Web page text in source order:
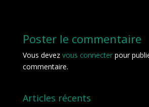
Poster le commentaire
Vous devez vous connecterpour
commentaire.
Articles récents